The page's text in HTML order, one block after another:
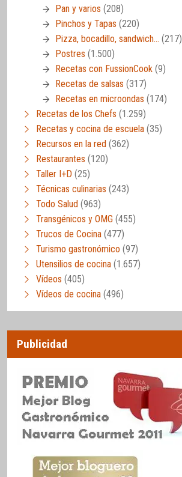
Pan y varios (208)
Pinchos y Tapas (220)
Pizza, bocadillo, sandwich… (217)
Postres (1.500)
Recetas con FussionCook (9)
Recetas de salsas (317)
Recetas en microondas (174)
Recetas de los Chefs (1.259)
Recetas y cocina de escuela (35)
Recursos en la red (362)
Restaurantes (120)
Taller I+D (25)
Técnicas culinarias (243)
Todo Salud (963)
Transgénicos y OMG (455)
Trucos de Cocina (477)
Turismo gastronómico (97)
Utensilios de cocina (1.657)
Vídeos (405)
Vídeos de cocina (496)
Publicidad